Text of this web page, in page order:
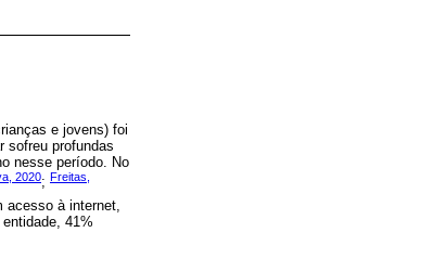
e jovens) foi
sofreu profundas
nesse período. No
2020; Freitas,
à internet,
41%